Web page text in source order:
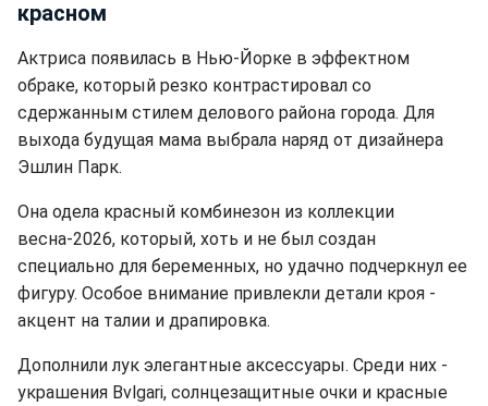
красном
Актриса появилась в Нью-Йорке в эффектном
обраке, который резко контрастировал со
сдержанным стилем делового района города. Для
выхода будущая мама выбрала наряд от дизайнера
Эшлин Парк.
Она одела красный комбинезон из коллекции
весна-2026, который, хоть и не был создан
специально для беременных, но удачно подчеркнул ее
фигуру. Особое внимание привлекли детали кроя -
акцент на талии и драпировка.
Дополнили лук элегантные аксессуары. Среди них -
украшения Bvlgari, солнцезащитные очки и красные